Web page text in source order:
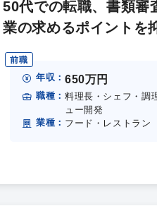
50代での転職、書類審
業の求めるポイントを
前職
年収： 650万円
職種： 料理長・シェフ・調
ュー開発
業種： フード・レストラン